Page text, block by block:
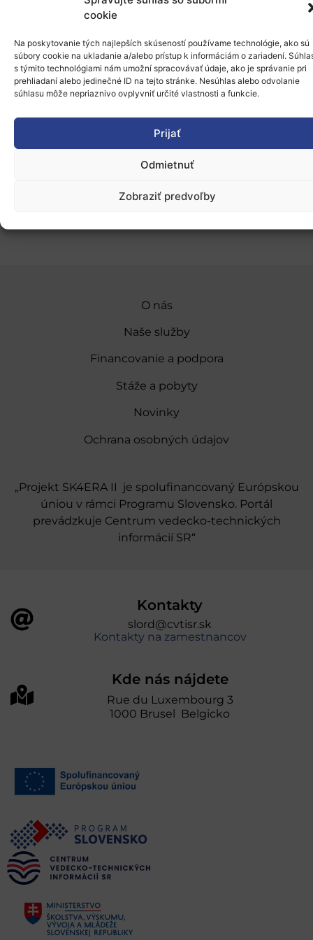
cookie
Na poskytovanie tých najlepších skúseností používame technológie, ako sú
súbory cookie na ukladanie a/alebo prístup k informáciám o zariadení.
s týmito technológiami nám umožní spracovávať údaje, ako je správanie pri
prehliadaní alebo jedinečné ID na tejto stránke. Nesúhlas alebo odvolanie
súhlasu môže nepriaznivo ovplyvniť určité vlastnosti a funkcie.
Prijať
Odmietnuť
Zobraziť predvoľby
o implementácii Cultural Heritage Cloud
možnosť položiť svoje otázky priamo
zástupcom konzorcia ECHOES
Pripojte sa a zistite viac o budúcnosti digitalizácie a
Zverejnené 10.06.2025, slord
Pridať do Google Kalendára
O nás
Naše služby
Financovanie a podpora
Stáže a pobyty
Novinky
Ochrana osobných údajov
„Projekt SK4ERA II je spolufinancovaný Európskou
úniou v rámci Programu Slovensko. Portál
prevádzkuje Centrum vedecko-technických
informácií SR“
Kontakty
slord@cvtisr.sk
Kontakty na zamestnancov
Kde nás nájdete
Rue du Luxembourg 3
1000 Brusel Belgicko